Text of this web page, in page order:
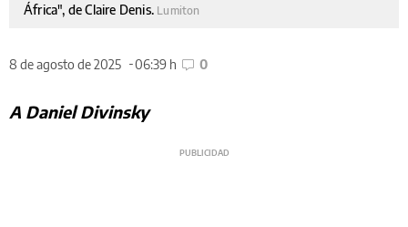
África", de Claire Denis. Lumiton
8 de agosto de 2025 06:39 h 0
A Daniel Divinsky